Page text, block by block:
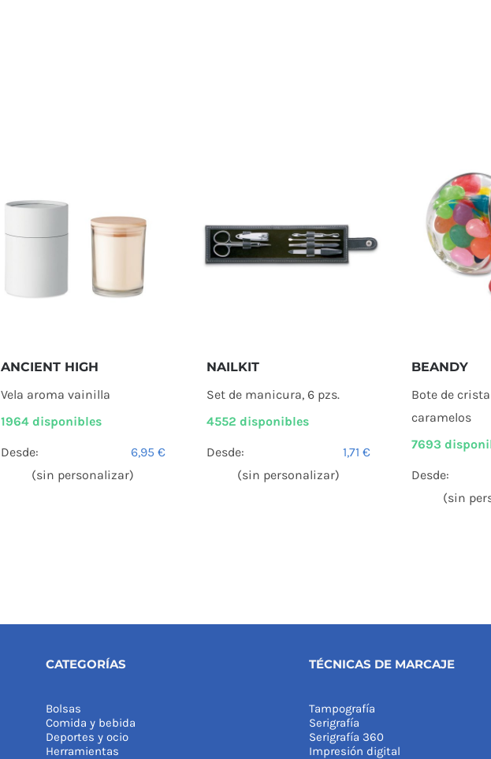
ANCIENT HIGH
Vela aroma vainilla
1964 disponibles
Desde: 6,95 €
(sin personalizar)
NAILKIT
Set de manicura, 6 pzs.
4552 disponibles
Desde: 1,71€
(sin personalizar)
BEANDY
Bote de
caramelos
7693
Desde:
(sin
CATEGORÍAS
Bolsas
Comida y bebida
Deportes y ocio
Herramientas
TÉCNICAS DE MARCAJE
Tampografía
Serigrafía
Serigrafía 360
Impresión digital